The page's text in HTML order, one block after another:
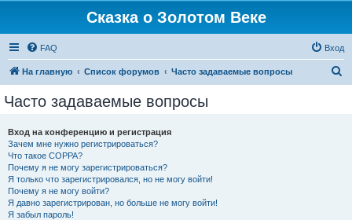
Сказка о Золотом Веке
FAQ Вход
На главную Список форумов Часто задаваемые вопросы
Часто задаваемые вопросы
Вход на конференцию и регистрация
Зачем мне нужно регистрироваться?
Что такое COPPA?
Почему я не могу зарегистрироваться?
Я только что зарегистрировался, но не могу войти!
Почему я не могу войти?
Я давно зарегистрирован, но больше не могу войти!
Я забыл пароль!